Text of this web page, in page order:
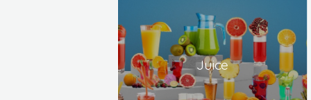
Juice